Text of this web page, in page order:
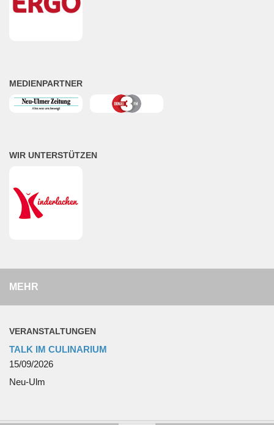
MEDIENPARTNER
WIR UNTERSTÜTZEN
MEHR
VERANSTALTUNGEN
TALK IM CULINARIUM
15/09/2026
Neu-Ulm